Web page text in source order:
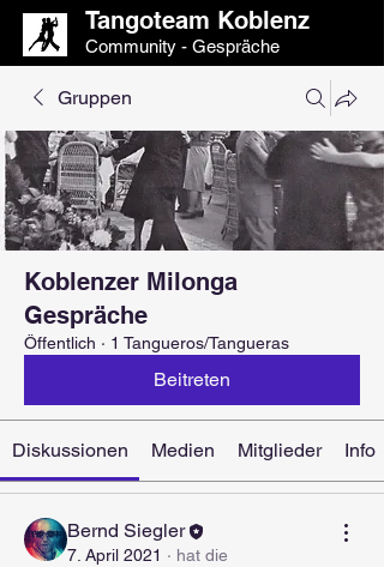
Gruppen
Koblenzer Milonga
Gespräche
Öffentlich · 1 Tangueros/Tangueras
Beitreten
Diskussionen Medien Mitglieder Info
Bernd Siegler
7. April 2021 · hat die
Tangoteam Koblenz
Community - Gespräche